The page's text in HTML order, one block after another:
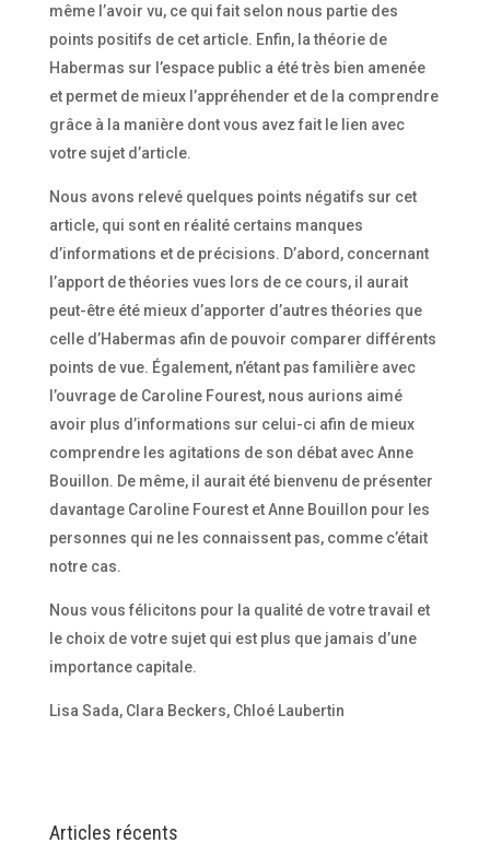
même l’avoir vu, ce qui fait selon nous partie des
points positifs de cet article. Enfin, la théorie de
Habermas sur l’espace public a été très bien amenée
et permet de mieux l’appréhender et de la comprendre
grâce à la manière dont vous avez fait le lien avec
votre sujet d’article.
Nous avons relevé quelques points négatifs sur cet
article, qui sont en réalité certains manques
d’informations et de précisions. D’abord, concernant
l’apport de théories vues lors de ce cours, il aurait
peut-être été mieux d’apporter d’autres théories que
celle d’Habermas afin de pouvoir comparer différents
points de vue. Également, n’étant pas familière avec
l’ouvrage de Caroline Fourest, nous aurions aimé
avoir plus d’informations sur celui-ci afin de mieux
comprendre les agitations de son débat avec Anne
Bouillon. De même, il aurait été bienvenu de présenter
davantage Caroline Fourest et Anne Bouillon pour les
personnes qui ne les connaissent pas, comme c’était
notre cas.
Nous vous félicitons pour la qualité de votre travail et
le choix de votre sujet qui est plus que jamais d’une
importance capitale.
Lisa Sada, Clara Beckers, Chloé Laubertin
Articles récents